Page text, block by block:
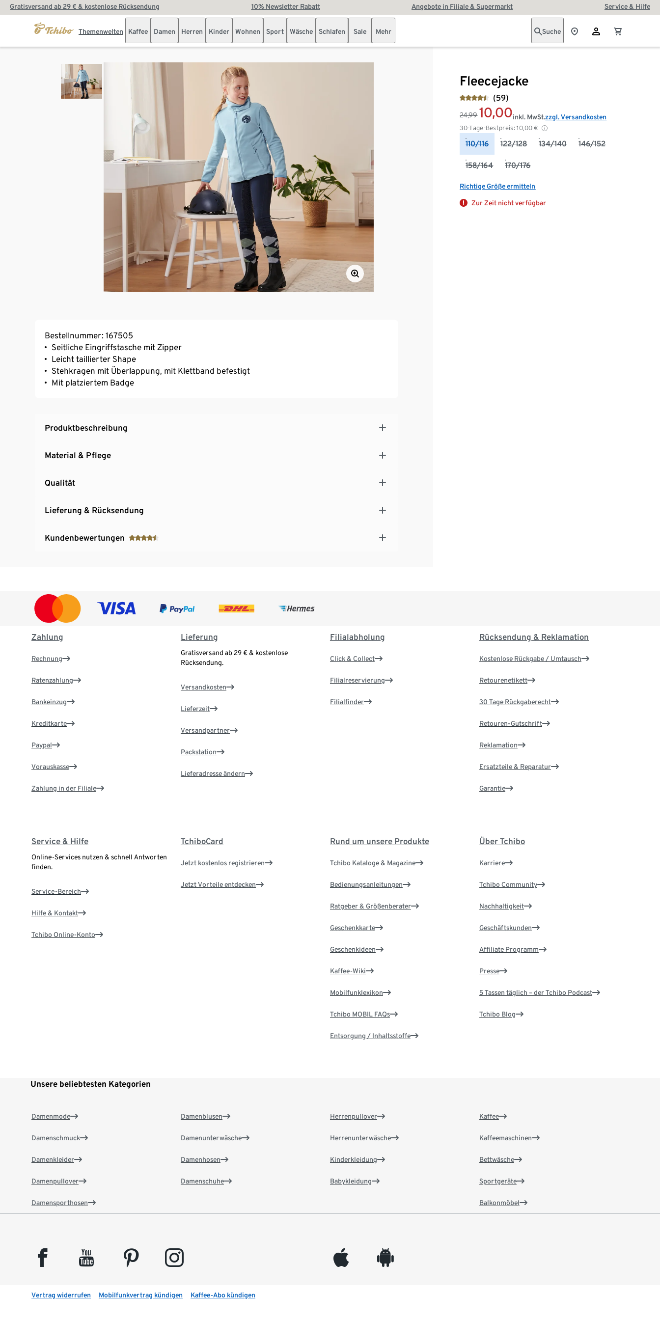
Gratisversand ab 29 € & kostenlose Rücksendung 10% Newsletter Rabatt Angebote in Filiale & Supermarkt Service & Hilfe
Themenwelten Kaffee Damen Herren Kinder Wohnen Sport Wäsche Schlafen Sale Mehr Suche
Fleecejacke
(59)
24,99 10,00
30-Tage-Bestpreis: 10,00 €
inkl. MwSt.zzgl. Versandkosten
110/116 122/128 134/140 146/152
158/164 170/176
Richtige Größe ermitteln
Zur Zeit nicht verfügbar
Bestellnummer: 167505
Seitliche Eingriffstasche mit Zipper
Leicht taillierter Shape
Stehkragen mit Überlappung, mit Klettband befestigt
Mit platziertem Badge
Produktbeschreibung
Material & Pflege
Qualität
Lieferung & Rücksendung
Kundenbewertungen
Zahlung
Rechnung
Ratenzahlung
Bankeinzug
Kreditkarte
Paypal
Vorauskasse
Zahlung in der Filiale
Lieferung
Gratisversand ab 29 € & kostenlose
Rücksendung.
Versandkosten
Lieferzeit
Versandpartner
Packstation
Lieferadresse ändern
Filialabholung
Click & Collect
Filialreservierung
Filialfinder
Rücksendung & Reklamation
Kostenlose Rückgabe / Umtausch
Retourenetikett
30 Tage Rückgaberecht
Retouren-Gutschrift
Reklamation
Ersatzteile & Reparatur
Garantie
Service & Hilfe
Online-Services nutzen & schnell Antworten
finden.
Service-Bereich
Hilfe & Kontakt
Tchibo Online-Konto
TchiboCard
Jetzt kostenlos registrieren
Jetzt Vorteile entdecken
Rund um unsere Produkte
Tchibo Kataloge & Magazine
Bedienungsanleitungen
Ratgeber & Größenberater
Geschenkkarte
Geschenkideen
Kaffee-Wiki
Mobilfunklexikon
Tchibo MOBIL FAQs
Entsorgung / Inhaltsstoffe
Über Tchibo
Karriere
Tchibo Community
Nachhaltigkeit
Geschäftskunden
Affiliate Programm
Presse
5 Tassen täglich – der Tchibo Podcast
Tchibo Blog
Unsere beliebtesten Kategorien
Damenmode
Damenschmuck
Damenkleider
Damenpullover
Damensporthosen
Damenblusen
Damenunterwäsche
Damenhosen
Damenschuhe
Herrenpullover
Herrenunterwäsche
Kinderkleidung
Babykleidung
Kaffee
Kaffeemaschinen
Bettwäsche
Sportgeräte
Balkonmöbel
facebook youtube pinterest instagram appleinc android
Vertrag widerrufen Mobilfunkvertrag kündigen Kaffee-Abo kündigen